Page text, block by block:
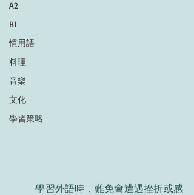
A2
B1
慣用語
料理
音樂
文化
學習策略
	學習外語時，難免會遭遇挫折或感